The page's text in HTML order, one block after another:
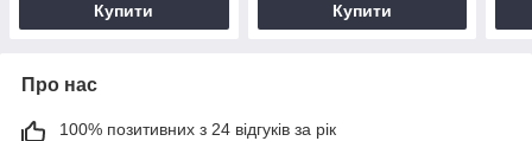
Купити Купити
Про нас
100% позитивних з 24 відгуків за рік